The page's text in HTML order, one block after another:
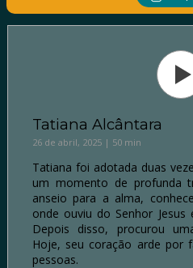
Tatiana Alcântara
26 de abril, 2025 | 50 min
Tatiana foi adotada duas
um momento de profunda
anseio para a alma,
onde ouviu do Senhor
Depois disso, procurou
Hoje, seu coração arde por
pessoas.